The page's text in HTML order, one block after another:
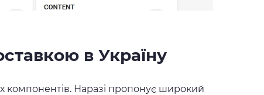
в Україну
компонентів. Наразі пропонує широкий